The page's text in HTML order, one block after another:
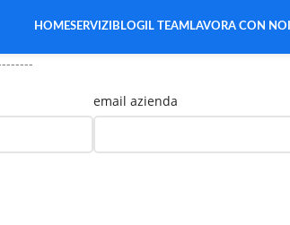
HOMESERVIZI BLOG IL TEAM LAVORA CON NOI
email azienda